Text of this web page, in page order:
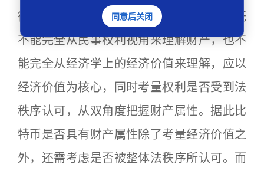
律的经济财产说。法律的经济财产说主张既
不能完全从民事权利视角来理解财产，也不
能完全从经济学上的经济价值来理解，应以
经济价值为核心，同时考量权利是否受到法
秩序认可，从双角度把握财产属性。据此比
特币是否具有财产属性除了考量经济价值之
外，还需考虑是否被整体法秩序所认可。而
同意后关闭